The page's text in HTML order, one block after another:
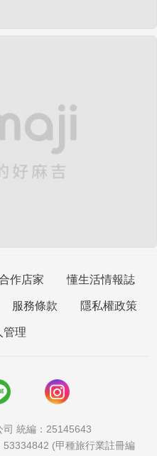
作店家 懂生活情報誌
服務條款 隱私權政策
管理
司 統編：25145643
(甲種旅行業註冊編